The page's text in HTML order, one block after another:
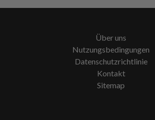
Über uns
Nutzungsbedingungen
Datenschutzrichtlinie
Kontakt
Sitemap